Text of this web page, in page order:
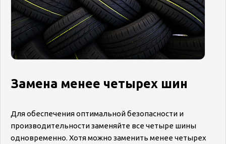
Замена менее четырех шин
Для обеспечения оптимальной безопасности и
производительности заменяйте все четыре шины
одновременно. Хотя можно заменить менее четырех